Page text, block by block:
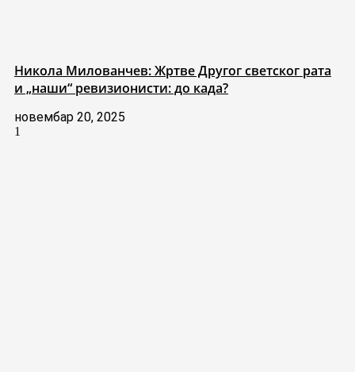
Никола Милованчев: Жртве Другог светског рата
и „наши“ ревизионисти: до када?
новембар 20, 2025